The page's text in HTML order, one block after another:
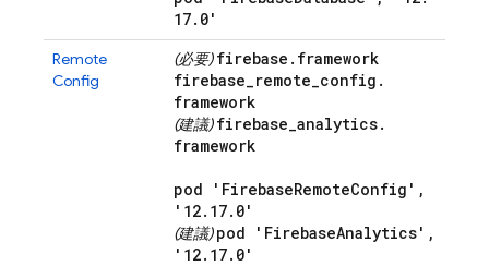
17. 0'
Remote
Config
(必要) firebase . framework
firebase_remote_config .
framework
(建議) firebase_analytics.
framework
pod 'FirebaseRemoteConfig' ,
'12. 17. 0'
(建議) pod 'FirebaseAnalytics' ,
'12. 17. 0'